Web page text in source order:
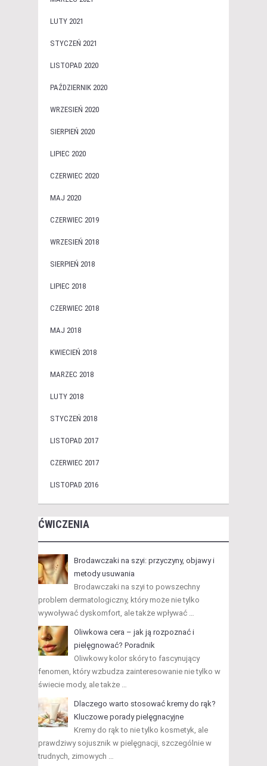
LUTY 2021
STYCZEŃ 2021
LISTOPAD 2020
PAŹDZIERNIK 2020
WRZESIEŃ 2020
SIERPIEŃ 2020
LIPIEC 2020
CZERWIEC 2020
MAJ 2020
CZERWIEC 2019
WRZESIEŃ 2018
SIERPIEŃ 2018
LIPIEC 2018
CZERWIEC 2018
MAJ 2018
KWIECIEŃ 2018
MARZEC 2018
LUTY 2018
STYCZEŃ 2018
LISTOPAD 2017
CZERWIEC 2017
LISTOPAD 2016
ĆWICZENIA
Brodawczaki na szyi: przyczyny, objawy i
metody usuwania
Brodawczaki na szyi to powszechny
problem dermatologiczny, który może nie tylko
wywoływać dyskomfort, ale także wpływać …
Oliwkowa cera – jak ją rozpoznać i
pielęgnować? Poradnik
Oliwkowy kolor skóry to fascynujący
fenomen, który wzbudza zainteresowanie nie tylko w
świecie mody, ale także …
Dlaczego warto stosować kremy do rąk?
Kluczowe porady pielęgnacyjne
Kremy do rąk to nie tylko kosmetyk, ale
prawdziwy sojusznik w pielęgnacji, szczególnie w
trudnych, zimowych …